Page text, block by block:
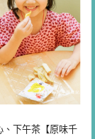
、下午茶【原味千